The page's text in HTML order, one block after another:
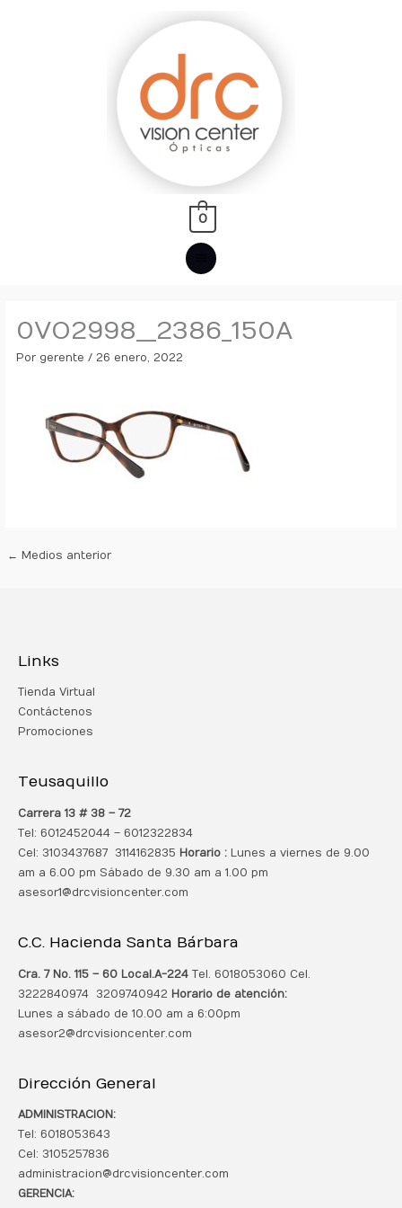
MENÚ
PRINCIPAL
0
0VO2998__2386_150A
Por gerente/26 enero, 2022
← Medios anterior
Links
Tienda Virtual
Contáctenos
Promociones
Teusaquillo
Carrera 13 # 38 – 72
Tel: 6012452044 – 6012322834
Cel: 3103437687 3114162835 Horario : Lunes a viernes de 9.00
am a 6.00 pm Sábado de 9.30 am a 1.00 pm
asesor1@drcvisioncenter.com
C.C. Hacienda Santa Bárbara
Cra. 7 No. 115 – 60 Local.A-224 Tel. 6018053060 Cel.
3222840974 3209740942 Horario de atención:
Lunes a sábado de 10.00 am a 6:00pm
asesor2@drcvisioncenter.com
Dirección General
ADMINISTRACION:
Tel: 6018053643
Cel: 3105257836
administracion@drcvisioncenter.com
GERENCIA: